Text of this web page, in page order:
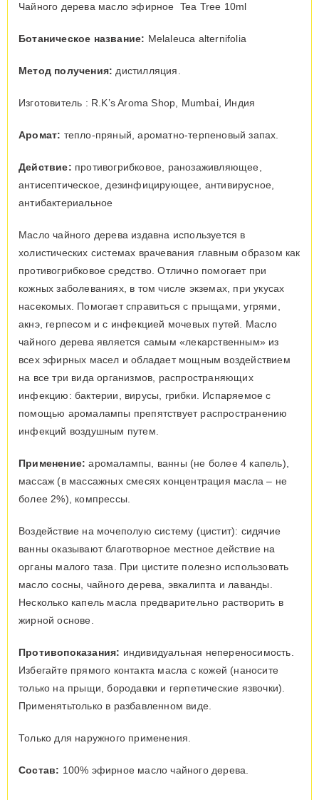
Чайного дерева масло эфирное Tea Tree 10ml
Ботаническое название: Melaleuca alternifolia
Метод получения: дистилляция.
Изготовитель : R.K’s Aroma Shop, Mumbai, Индия
Аромат: тепло-пряный, ароматно-терпеновый запах.
Действие: противогрибковое, ранозаживляющее,
антисептическое, дезинфицирующее, антивирусное,
антибактериальное
Масло чайного дерева издавна используется в
холистических системах врачевания главным образом как
противогрибковое средство. Отлично помогает при
кожных заболеваниях, в том числе экземах, при укусах
насекомых. Помогает справиться с прыщами, угрями,
акнэ, герпесом и с инфекцией мочевых путей. Масло
чайного дерева является самым «лекарственным» из
всех эфирных масел и обладает мощным воздействием
на все три вида организмов, распространяющих
инфекцию: бактерии, вирусы, грибки. Испаряемое с
помощью аромалампы препятствует распространению
инфекций воздушным путем.
Применение: аромалампы, ванны (не более 4 капель),
массаж (в массажных смесях концентрация масла – не
более 2%), компрессы.
Воздействие на мочеполую систему (цистит): сидячие
ванны оказывают благотворное местное действие на
органы малого таза. При цистите полезно использовать
масло сосны, чайного дерева, эвкалипта и лаванды.
Несколько капель масла предварительно растворить в
жирной основе.
Противопоказания: индивидуальная непереносимость.
Избегайте прямого контакта масла с кожей (наносите
только на прыщи, бородавки и герпетические язвочки).
Применятьтолько в разбавленном виде.
Только для наружного применения.
Состав: 100% эфирное масло чайного дерева.